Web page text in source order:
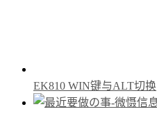
EK810 WIN键与ALT切换